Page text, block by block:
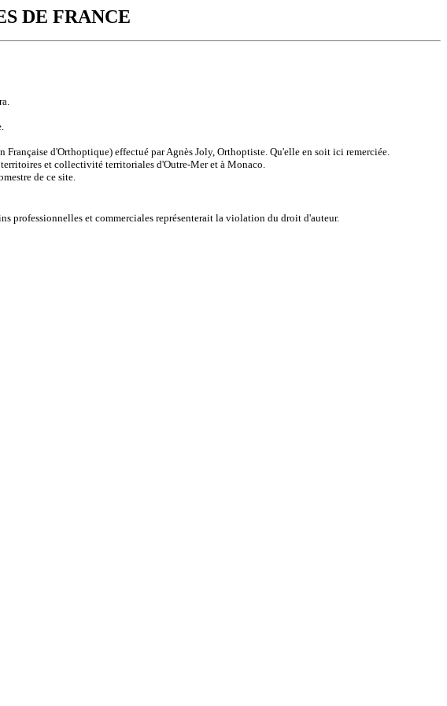
DE FRANCE
d'Orthoptique) effectué par Agnès Joly, Orthoptiste. Qu'elle en soit ici remerciée.
et collectivité territoriales d'Outre-Mer et à Monaco.
de ce site.
professionnelles et commerciales représenterait la violation du droit d'auteur.